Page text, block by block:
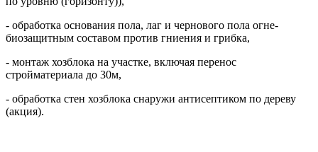
- обработка основания пола, лаг и чернового пола огне-
биозащитным составом против гниения и грибка,
- монтаж хозблока на участке, включая перенос
стройматериала до 30м,
- обработка стен хозблока снаружи антисептиком по дереву
(акция).